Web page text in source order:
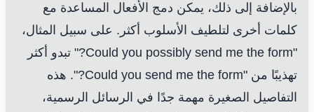
بالإضافة إلى ذلك، يمكن دمج الأفعال المساعدة مع
كلمات أخرى لتلطيف الأسلوب أكثر. على سبيل المثال،
"Could you possibly send me the form?" تبدو أكثر
تهذيبًا من "Could you send me the form?". هذه
التفاصيل الصغيرة مهمة جدًا في الرسائل الرسمية،